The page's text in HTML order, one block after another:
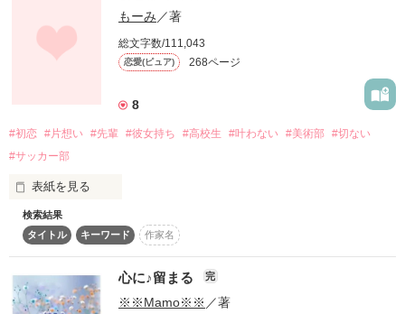
あんたまさん
恋香∞さん
素敵なレビューありがとうございます♪
.｡*ﾟ+.*.｡.｡*ﾟ+.*.｡.｡*ﾟ+.*.｡
総合ランキング
恋愛ランキング
ランクイン♪
「っは？」
この恋、どうなっちゃうのーーー？！？！
「叶わない恋」だと思ってたのに。
作品を読む
作品を読む
記憶を思い出したことによって真っ暗な底へ突き落とされた
あたしは生きる理由がなくなった。
だって、
あたしはあなたと過ごしたくて今まで必死に生き延びてきたよ
もーみ ／著
総文字数/111,043
恋愛(ピュア) 268ページ
8
#初恋 #片想い #先輩 #彼女持ち #高校生 #叶わない #美術部 #切ない
#サッカー部
表紙を見る
彼女がいるってわかってたのに
検索結果
タイトル
キーワード 作家名
心に♪留まる 完
※※Mamo※※ ／著